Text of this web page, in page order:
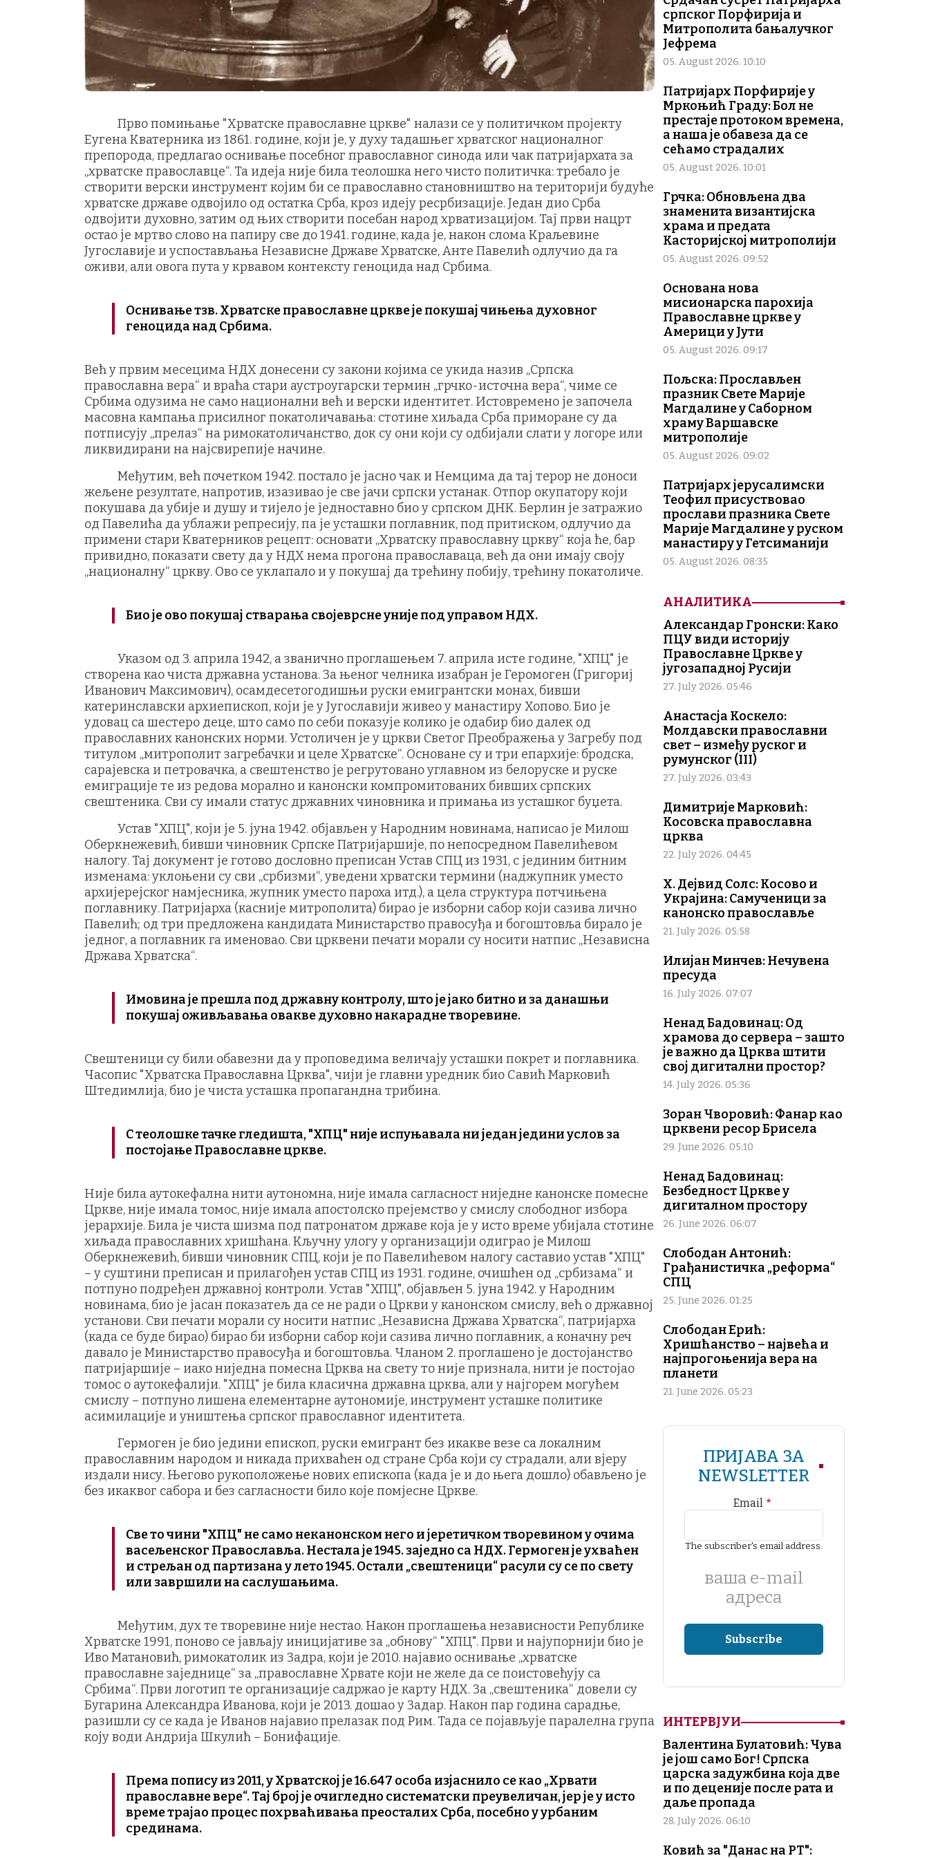
Прво помињање "Хрватске православне цркве" налази се у политичком пројекту
Еугена Кватерника из 1861. године, који је, у духу тадашњег хрватског националног
препорода, предлагао оснивање посебног православног синода или чак патријархата за
„хрватске православце“. Та идеја није била теолошка него чисто политичка: требало је
створити верски инструмент којим би се православно становништво на територији будуће
хрватске државе одвојило од остатка Срба, кроз идеју ресрбизације. Један дио Срба
одвојити духовно, затим од њих створити посебан народ хрватизацијом. Тај први нацрт
остао је мртво слово на папиру све до 1941. године, када је, након слома Краљевине
Југославије и успостављања Независне Државе Хрватске, Анте Павелић одлучио да га
оживи, али овога пута у крвавом контексту геноцида над Србима.
Оснивање тзв. Хрватске православне цркве је покушај чињења духовног
геноцида над Србима.
Већ у првим месецима НДХ донесени су закони којима се укида назив „Српска
православна вера“ и враћа стари аустроугарски термин „грчко-источна вера“, чиме се
Србима одузима не само национални већ и верски идентитет. Истовремено је започела
масовна кампања присилног покатоличавања: стотине хиљада Срба приморане су да
потписују „прелаз“ на римокатоличанство, док су они који су одбијали слати у логоре или
ликвидирани на најсвирепије начине.
Међутим, већ почетком 1942. постало је јасно чак и Немцима да тај терор не доноси
жељене резултате, напротив, изазивао је све јачи српски устанак. Отпор окупатору који
покушава да убије и душу и тијело је једноставно био у српском ДНК. Берлин је затражио
од Павелића да ублажи репресију, па је усташки поглавник, под притиском, одлучио да
примени стари Кватерников рецепт: основати „Хрватску православну цркву“ која ће, бар
привидно, показати свету да у НДХ нема прогона православаца, већ да они имају своју
„националну“ цркву. Ово се уклапало и у покушај да трећину побију, трећину покатоличе.
Био је ово покушај стварања својеврсне уније под управом НДХ.
Указом од 3. априла 1942, а званично проглашењем 7. априла исте године, "ХПЦ" је
створена као чиста државна установа. За њеног челника изабран је Геромоген (Григориј
Иванович Максимович), осамдесетогодишњи руски емигрантски монах, бивши
катеринславски архиепископ, који је у Југославији живео у манастиру Хопово. Био је
удовац са шестеро деце, што само по себи показује колико је одабир био далек од
православних канонских норми. Устоличен је у цркви Светог Преображења у Загребу под
титулом „митрополит загребачки и целе Хрватске“. Основане су и три епархије: бродска,
сарајевска и петровачка, а свештенство је регрутовано углавном из белоруске и руске
емиграције те из редова морално и канонски компромитованих бивших српских
свештеника. Сви су имали статус државних чиновника и примања из усташког буџета.
Устав "ХПЦ", који је 5. јуна 1942. објављен у Народним новинама, написао је Милош
Оберкнежевић, бивши чиновник Српске Патријаршије, по непосредном Павелићевом
налогу. Тај документ је готово дословно преписан Устав СПЦ из 1931, с јединим битним
изменама: уклоњени су сви „србизми“, уведени хрватски термини (наджупник уместо
архијерејског намјесника, жупник уместо пароха итд.), а цела структура потчињена
поглавнику. Патријарха (касније митрополита) бирао је изборни сабор који сазива лично
Павелић; од три предложена кандидата Министарство правосуђа и богоштовља бирало је
једног, а поглавник га именовао. Сви црквени печати морали су носити натпис „Независна
Држава Хрватска“.
Имовина је прешла под државну контролу, што је јако битно и за данашњи
покушај оживљавања овакве духовно накарадне творевине.
Свештеници су били обавезни да у проповедима величају усташки покрет и поглавника.
Часопис "Хрватска Православна Црква", чији је главни уредник био Савић Марковић
Штедимлија, био је чиста усташка пропагандна трибина.
С теолошке тачке гледишта, "ХПЦ" није испуњавала ни један једини услов за
постојање Православне цркве.
Није била аутокефална нити аутономна, није имала сагласност ниједне канонске помесне
Цркве, није имала томос, није имала апостолско прејемство у смислу слободног избора
јерархије. Била је чиста шизма под патронатом државе која је у исто време убијала стотине
хиљада православних хришћана. Кључну улогу у организацији одиграо је Милош
Оберкнежевић, бивши чиновник СПЦ, који је по Павелићевом налогу саставио устав "ХПЦ"
– у суштини преписан и прилагођен устав СПЦ из 1931. године, очишћен од „србизама“ и
потпуно подређен државној контроли. Устав "ХПЦ", објављен 5. јуна 1942. у Народним
новинама, био је јасан показатељ да се не ради о Цркви у канонском смислу, већ о државној
установи. Сви печати морали су носити натпис „Независна Држава Хрватска“, патријарха
(када се буде бирао) бирао би изборни сабор који сазива лично поглавник, а коначну реч
давало је Министарство правосуђа и богоштовља. Чланом 2. проглашено је достојанство
патријаршије – иако ниједна помесна Црква на свету то није признала, нити је постојао
томос о аутокефалији. "ХПЦ" је била класична државна црква, али у најгорем могућем
смислу – потпуно лишена елементарне аутономије, инструмент усташке политике
асимилације и уништења српског православног идентитета.
Гермоген је био једини епископ, руски емигрант без икакве везе са локалним
православним народом и никада прихваћен од стране Срба који су страдали, али вјеру
издали нису. Његово рукоположење нових епископа (када је и до њега дошло) обављено је
без икаквог сабора и без сагласности било које помјесне Цркве.
Све то чини "ХПЦ" не само неканонском него и јеретичком творевином у очима
васељенског Православља. Нестала је 1945. заједно са НДХ. Гермоген је ухваћен
и стрељан од партизана у лето 1945. Остали „свештеници“ расули су се по свету
или завршили на саслушањима.
Међутим, дух те творевине није нестао. Након проглашења независности Републике
Хрватске 1991, поново се јављају иницијативе за „обнову“ "ХПЦ". Први и најупорнији био је
Иво Матановић, римокатолик из Задра, који је 2010. најавио оснивање „хрватске
православне заједнице“ за „православне Хрвате који не желе да се поистовећују са
Србима“. Први логотип те организације садржао је карту НДХ. За „свештеника“ довели су
Бугарина Александра Иванова, који је 2013. дошао у Задар. Након пар година сарадње,
разишли су се када је Иванов најавио прелазак под Рим. Тада се појављује паралелна група
коју води Андрија Шкулић – Бонифације.
Према попису из 2011, у Хрватској је 16.647 особа изјаснило се као „Хрвати
православне вере“. Тај број је очигледно систематски преувеличан, јер је у исто
време трајао процес похрваћивања преосталих Срба, посебно у урбаним
срединама.
српског Порфирија и
Митрополита бањалучког
Јефрема
05. August 2026. 10:10
Патријарх Порфирије у
Мркоњић Граду: Бол не
престаје протоком времена,
а наша је обавеза да се
сећамо страдалих
05. August 2026. 10:01
Грчка: Обновљена два
знаменита византијска
храма и предата
Касторијској митрополији
05. August 2026. 09:52
Основана нова
мисионарска парохија
Православне цркве у
Америци у Јути
05. August 2026. 09:17
Пољска: Прослављен
празник Свете Марије
Магдалине у Саборном
храму Варшавске
митрополије
05. August 2026. 09:02
Патријарх јерусалимски
Теофил присуствовао
прослави празника Свете
Марије Магдалине у руском
манастиру у Гетсиманији
05. August 2026. 08:35
АНАЛИТИКА
Александар Гронски: Како
ПЦУ види историју
Православне Цркве у
југозападној Русији
27. July 2026. 05:46
Анастасја Коскело:
Молдавски православни
свет – између руског и
румунског (III)
27. July 2026. 03:43
Димитрије Марковић:
Косовска православна
црква
22. July 2026. 04:45
Х. Дејвид Солс: Косово и
Украјина: Самученици за
канонско православље
21. July 2026. 05:58
Илијан Минчев: Нечувена
пресуда
16. July 2026. 07:07
Ненад Бадовинац: Од
храмова до сервера – зашто
је важно да Црква штити
свој дигитални простор?
14. July 2026. 05:36
Зоран Чворовић: Фанар као
црквени ресор Брисела
29. June 2026. 05:10
Ненад Бадовинац:
Безбедност Цркве у
дигиталном простору
26. June 2026. 06:07
Слободан Антонић:
Грађанистичка „реформа“
СПЦ
25. June 2026. 01:25
Слободан Ерић:
Хришћанство – највећа и
најпрогоњенија вера на
планети
21. June 2026. 05:23
ПРИЈАВА ЗА
NEWSLETTER
Email
The subscriber's email address.
ваша е-mail
адреса
ИНТЕРВЈУИ
Валентина Булатовић: Чува
је још само Бог! Српска
царска задужбина која две
и по деценије после рата и
даље пропада
28. July 2026. 06:10
Ковић за "Данас на РТ":